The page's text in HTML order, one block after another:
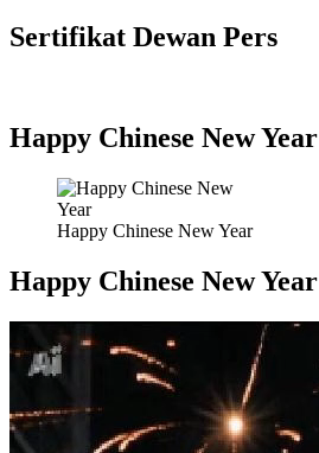
Sertifikat Dewan Pers
Happy Chinese New Year
Happy Chinese New Year
Happy Chinese New Year